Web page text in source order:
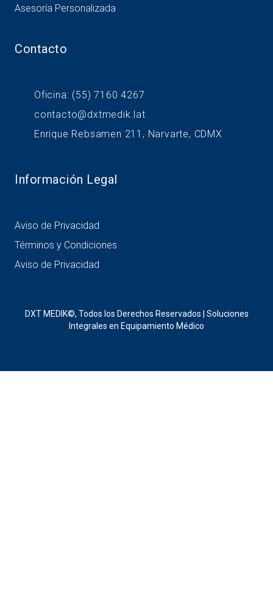
Asesoría Personalizada
Contacto
Oficina: (55) 7160 4267
contacto@dxtmedik.lat
Enrique Rebsamen 211, Narvarte, CDMX
Información Legal
Aviso de Privacidad
Términos y Condiciones
Aviso de Privacidad
DXT MEDIK©, Todos los Derechos Reservados | Soluciones
Integrales en Equipamiento Médico